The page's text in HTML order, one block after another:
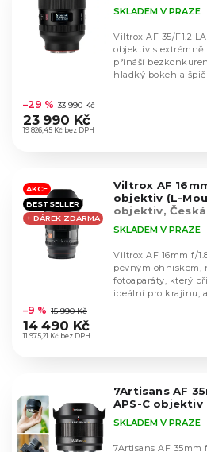
hodnocení
produktu
je
hvězdiček.
SKLADEM V PRAZE
19 826,45 Kč bez DPH
–29 % 33 990 Kč
23 990 Kč
Viltrox AF 35/F1.2
objektiv s extrémně
přináší
hladký bokeh a
AKCE
BESTSELLER
+ DÁREK ZDARMA
Viltrox AF
objektiv (L-
objektiv,
hodnocení
produktu
je
hvězdiček.
SKLADEM V PRAZE
11 975,21 Kč bez DPH
–9 % 15 990 Kč
14 490 Kč
Viltrox AF 16mm f/
pevným ohniskem,
fotoaparáty, který
ideální pro krajinu,
7Artisans AF
APS-C objektiv
SKLADEM V PRAZE
7Artisans AF 35mm